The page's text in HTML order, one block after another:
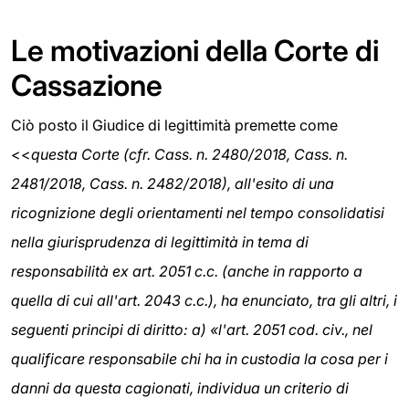
Le motivazioni della Corte di
Cassazione
Ciò posto il Giudice di legittimità premette come
<<questa Corte (cfr. Cass. n. 2480/2018, Cass. n.
2481/2018, Cass. n. 2482/2018), all'esito di una
ricognizione degli orientamenti nel tempo consolidatisi
nella giurisprudenza di legittimità in tema di
responsabilità ex art. 2051 c.c. (anche in rapporto a
quella di cui all'art. 2043 c.c.), ha enunciato, tra gli altri, i
seguenti principi di diritto: a) «l'art. 2051 cod. civ., nel
qualificare responsabile chi ha in custodia la cosa per i
danni da questa cagionati, individua un criterio di